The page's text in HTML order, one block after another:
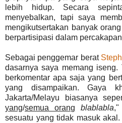
lebih hidup. Secara
menyebalkan, tapi saya
mengikutsertakan banyak
berpartisipasi dalam
Sebagai penggemar berat
dasarnya saya memang
berkomentar apa saja yang
yang disampaikan. Gaya
Jakarta/Melayu biasanya
yang/semua orang blablabla,"
sesuatu yang tidak masuk